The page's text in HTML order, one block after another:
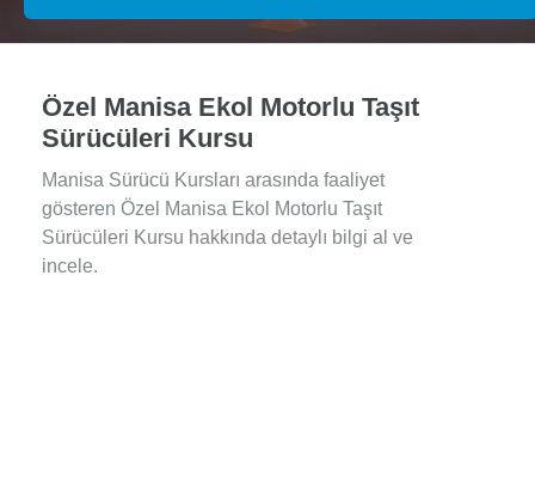
Özel Manisa Ekol Motorlu Taşıt
Sürücüleri Kursu
Manisa Sürücü Kursları arasında faaliyet
gösteren Özel Manisa Ekol Motorlu Taşıt
Sürücüleri Kursu hakkında detaylı bilgi al ve
incele.